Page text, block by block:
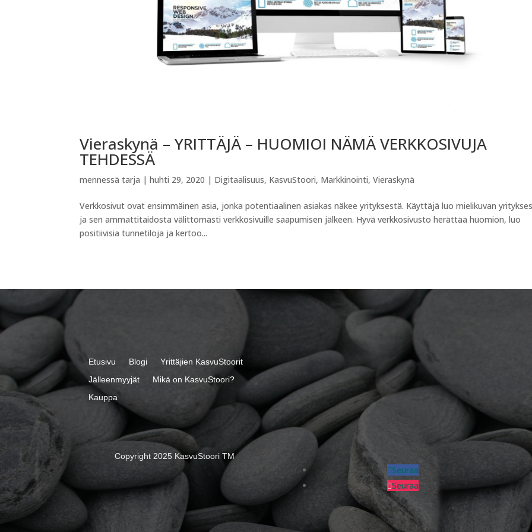
Vieraskynä – YRITTÄJÄ – HUOMIOI NÄMÄ VERKKOSIVUJA
TEHDESSÄ
mennessätarja |huhti 29, 2020 | Digitaalisuus, KasvuStoori, Markkinointi,Vieraskynä
Verkkosivut ovat ensimmäinen asia, jonka potentiaalinen asiakas näkee yrityksestä. Käyttäjä luo mielikuvan
ja sen ammattitaidosta välittömästi verkkosivuille saapumisen jälkeen. Hyvä verkkosivusto herättää huomion, luo
positiivisia tunnetiloja ja kertoo...
Etusivu Blogi
Yrittäjien KasvuStoorit
Jälleenmyyjät
Mikä on KasvuStoori?
Kauppa
Copyright 2025 KasvuStoori TM
Seuraa
Seuraa